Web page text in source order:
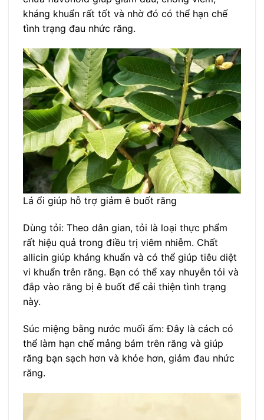
kháng khuẩn rất tốt và nhờ đó có thể hạn chế
tình trạng đau nhức răng.
Lá ổi giúp hỗ trợ giảm ê buốt răng
Dùng tỏi: Theo dân gian, tỏi là loại thực phẩm
rất hiệu quả trong điều trị viêm nhiễm. Chất
allicin giúp kháng khuẩn và có thể giúp tiêu diệt
vi khuẩn trên răng. Bạn có thể xay nhuyễn tỏi và
đắp vào răng bị ê buốt để cải thiện tình trạng
này.
Súc miệng bằng nước muối ấm: Đây là cách có
thể làm hạn chế mảng bám trên răng và giúp
răng bạn sạch hơn và khỏe hơn, giảm đau nhức
răng.